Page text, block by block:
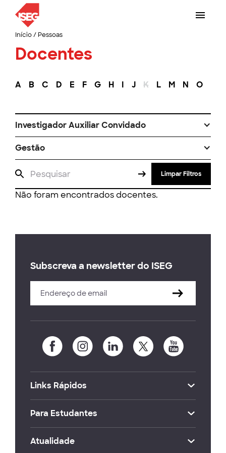
Início/ Pessoas
Docentes
A B C D E F G H I J K L M N O
Investigador Auxiliar Convidado
Gestão
Limpar Filtros
Não foram encontrados docentes.
Subscreva a newsletter do ISEG
Links Rápidos
Para Estudantes
Atualidade